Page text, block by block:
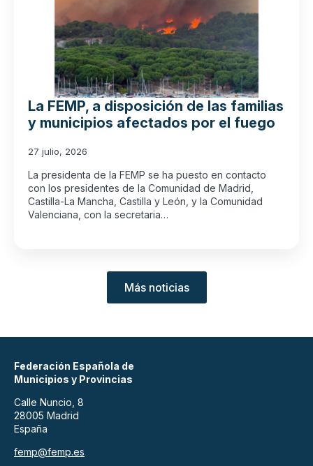
La FEMP, a disposición de las familias
y municipios afectados por el fuego
27 julio, 2026
La presidenta de la FEMP se ha puesto en contacto
con los presidentes de la Comunidad de Madrid,
Castilla-La Mancha, Castilla y León, y la Comunidad
Valenciana, con la secretaria…
Más noticias
Federación Española de
Municipios y Provincias
Calle Nuncio, 8
28005 Madrid
España
femp@femp.es